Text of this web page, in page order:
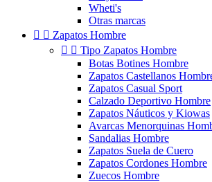
Wheti's
Otras marcas
  Zapatos Hombre
  Tipo Zapatos Hombre
Botas Botines Hombre
Zapatos Castellanos
Zapatos Casual Sport
Calzado Deportivo Hombre
Zapatos Náuticos y Kiowas
Avarcas Menorquinas
Sandalias Hombre
Zapatos Suela de Cuero
Zapatos Cordones Hombre
Zuecos Hombre